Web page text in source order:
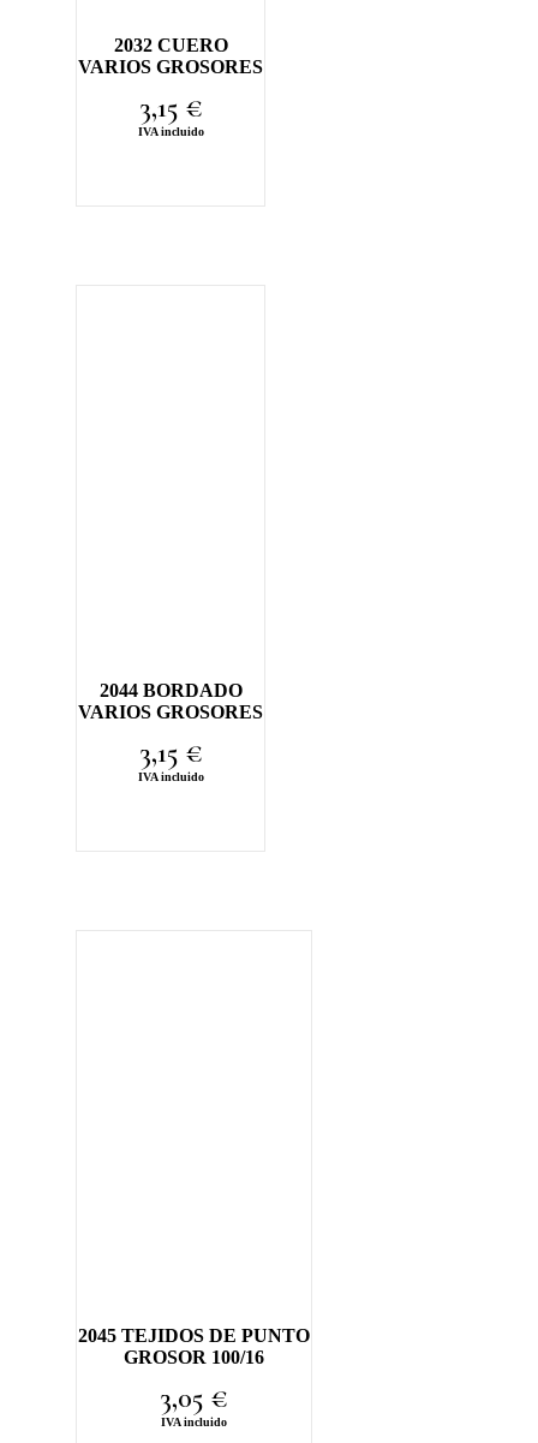
2032 CUERO
VARIOS GROSORES
3,15 €
IVA incluido
2044 BORDADO
VARIOS GROSORES
3,15 €
IVA incluido
2045 TEJIDOS DE PUNTO
GROSOR 100/16
3,05 €
IVA incluido